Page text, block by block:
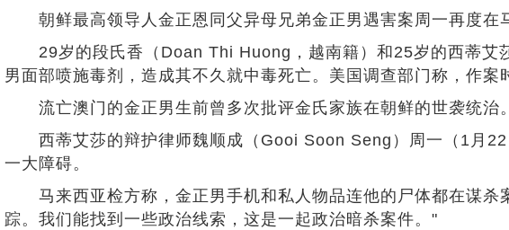
朝鲜最高领导人金正恩同父异母兄弟金正男遇害案周一再度在
29岁的段氏香（Doan Thi Huong，越南籍）和25岁的西蒂艾
男面部喷施毒剂，造成其不久就中毒死亡。美国调查部门称，作案
流亡澳门的金正男生前曾多次批评金氏家族在朝鲜的世袭统治
西蒂艾莎的辩护律师魏顺成（Gooi Soon Seng）周一（1月22
一大障碍。
马来西亚检方称，金正男手机和私人物品连他的尸体都在谋杀
踪。我们能找到一些政治线索，这是一起政治暗杀案件。"